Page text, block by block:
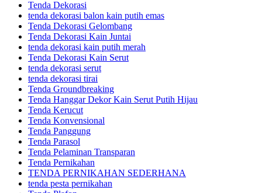
Tenda Dekorasi
tenda dekorasi balon kain putih emas
Tenda Dekorasi Gelombang
Tenda Dekorasi Kain Juntai
tenda dekorasi kain putih merah
Tenda Dekorasi Kain Serut
tenda dekorasi serut
tenda dekorasi tirai
Tenda Groundbreaking
Tenda Hanggar Dekor Kain Serut Putih Hijau
Tenda Kerucut
Tenda Konvensional
Tenda Panggung
Tenda Parasol
Tenda Pelaminan Transparan
Tenda Pernikahan
TENDA PERNIKAHAN SEDERHANA
tenda pesta pernikahan